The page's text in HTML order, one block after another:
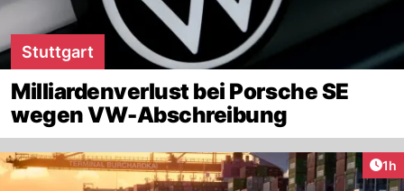
Stuttgart
Milliardenverlust bei Porsche SE
wegen VW-Abschreibung
1h